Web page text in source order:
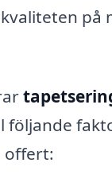
på
följande
offert: